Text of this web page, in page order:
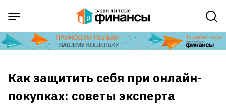
Как защитить себя при онлайн-
покупках: советы эксперта